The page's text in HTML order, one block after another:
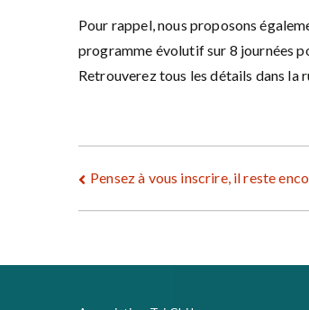
Pour rappel, nous proposons
programme évolutif sur 8 journées
Retrouverez tous les détails dans la
Navigation
de
l’article
Pensez à vous inscrire, il reste